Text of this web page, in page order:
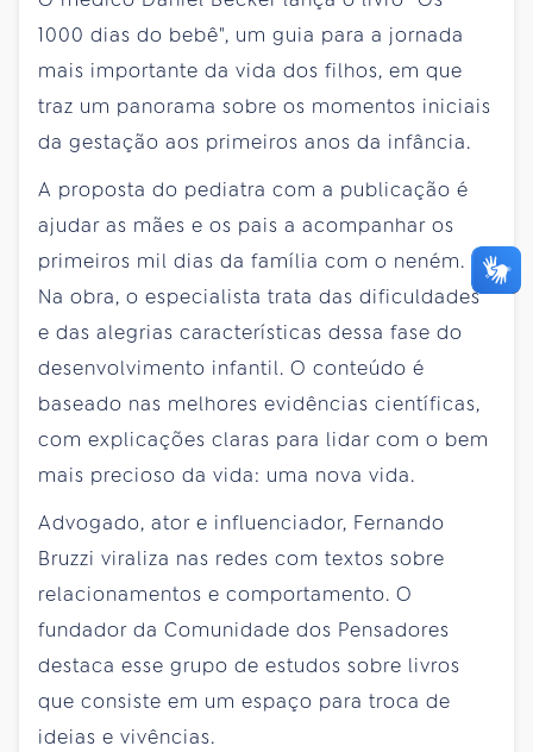
1000 dias do bebê", um guia para a jornada
mais importante da vida dos filhos, em que
traz um panorama sobre os momentos iniciais
da gestação aos primeiros anos da infância.
A proposta do pediatra com a publicação é
ajudar as mães e os pais a acompanhar os
primeiros mil dias da família com o neném.
Na obra, o especialista trata das dificuldades
e das alegrias características dessa fase do
desenvolvimento infantil. O conteúdo é
baseado nas melhores evidências científicas,
com explicações claras para lidar com o bem
mais precioso da vida: uma nova vida.
Advogado, ator e influenciador, Fernando
Bruzzi viraliza nas redes com textos sobre
relacionamentos e comportamento. O
fundador da Comunidade dos Pensadores
destaca esse grupo de estudos sobre livros
que consiste em um espaço para troca de
ideias e vivências.